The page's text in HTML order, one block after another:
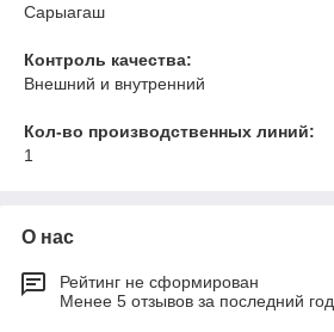
Сарыагаш
Контроль качества:
Внешний и внутренний
Кол-во производственных линий:
1
О нас
Рейтинг не сформирован
Менее 5 отзывов за последний год